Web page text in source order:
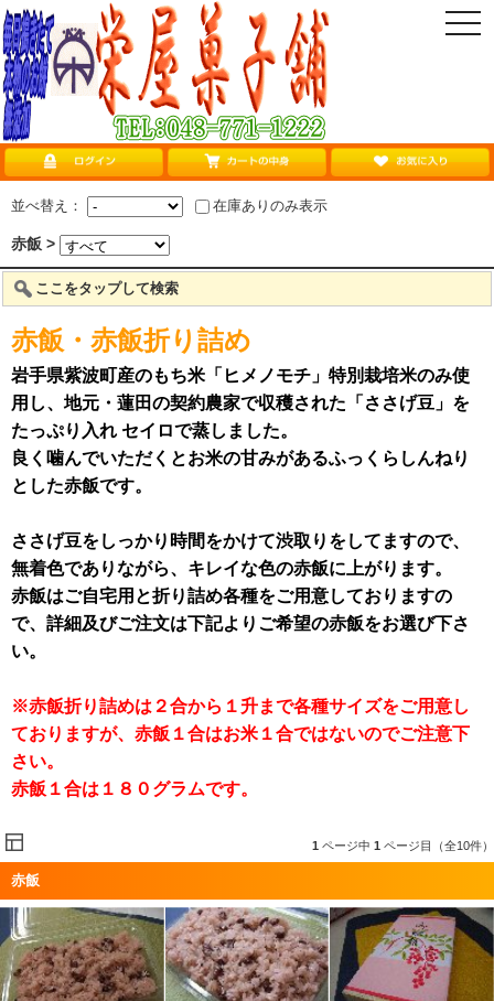
並べ替え： 在庫ありのみ表示
赤飯 >
ここをタップして検索
赤飯・赤飯折り詰め
岩手県紫波町産のもち米「ヒメノモチ」特別栽培米のみ使
用し、地元・蓮田の契約農家で収穫された「ささげ豆」を
たっぷり入れ セイロで蒸しました。
良く噛んでいただくとお米の甘みがあるふっくらしんねり
とした赤飯です。
ささげ豆をしっかり時間をかけて渋取りをしてますので、
無着色でありながら、キレイな色の赤飯に上がります。
赤飯はご自宅用と折り詰め各種をご用意しておりますの
で、詳細及びご注文は下記よりご希望の赤飯をお選び下さ
い。
※赤飯折り詰めは２合から１升まで各種サイズをご用意し
ておりますが、赤飯１合はお米１合ではないのでご注意下
さい。
赤飯１合は１８０グラムです。
1 ページ中 1 ページ目（全10件）
赤飯